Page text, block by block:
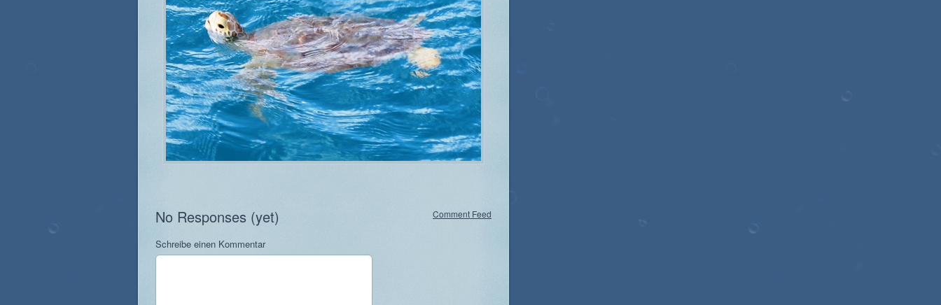
Comment Feed
No Responses (yet)
Schreibe einen Kommentar